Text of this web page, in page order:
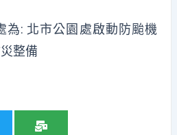
為: 北市公園處啟動防颱機
整備